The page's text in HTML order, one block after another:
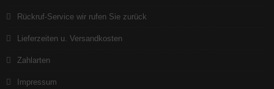
Rückruf-Service wir rufen Sie zurück
Lieferzeiten u. Versandkosten
Zahlarten
Impressum